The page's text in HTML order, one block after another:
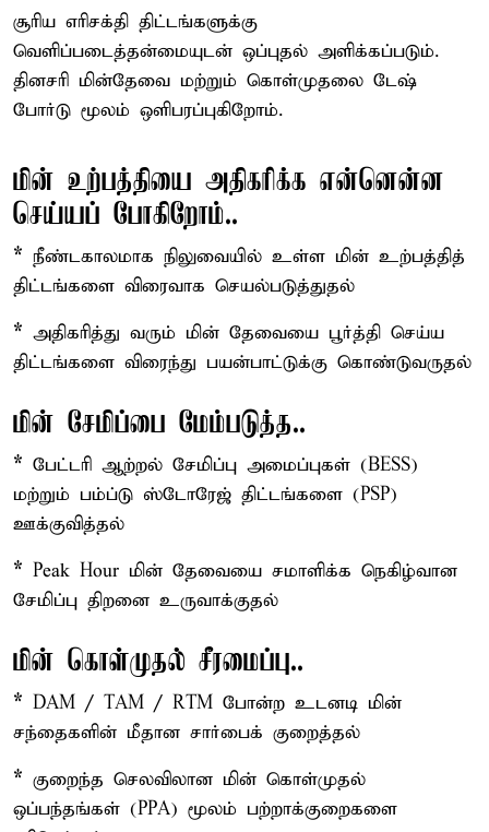
சூரிய எரிசக்தி திட்டங்களுக்கு
வெளிப்படைத்தன்மையுடன் ஒப்புதல் அளிக்கப்படும்.
தினசரி மின்தேவை மற்றும் கொள்முதலை டேஷ்
போர்டு மூலம் ஒளிபரப்புகிறோம்.
மின் உற்பத்தியை அதிகரிக்க என்னென்ன
செய்யப் போகிறோம்..
* நீண்டகாலமாக நிலுவையில் உள்ள மின் உற்பத்தித்
திட்டங்களை விரைவாக செயல்படுத்துதல்
* அதிகரித்து வரும் மின் தேவையை பூர்த்தி செய்ய
திட்டங்களை விரைந்து பயன்பாட்டுக்கு கொண்டுவருதல்
மின் சேமிப்பை மேம்படுத்த..
* பேட்டரி ஆற்றல் சேமிப்பு அமைப்புகள் (BESS)
மற்றும் பம்ப்டு ஸ்டோரேஜ் திட்டங்களை (PSP)
ஊக்குவித்தல்
* Peak Hour மின் தேவையை சமாளிக்க நெகிழ்வான
சேமிப்பு திறனை உருவாக்குதல்
மின் கொள்முதல் சீரமைப்பு..
* DAM / TAM / RTM போன்ற உடனடி மின்
சந்தைகளின் மீதான சார்பைக் குறைத்தல்
* குறைந்த செலவிலான மின் கொள்முதல்
ஒப்பந்தங்கள் (PPA) மூலம் பற்றாக்குறைகளை